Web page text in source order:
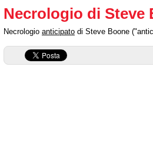
Necrologio di Steve
Necrologio anticipato di Steve Boone